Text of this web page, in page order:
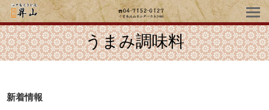
うまみ調味料
新着情報